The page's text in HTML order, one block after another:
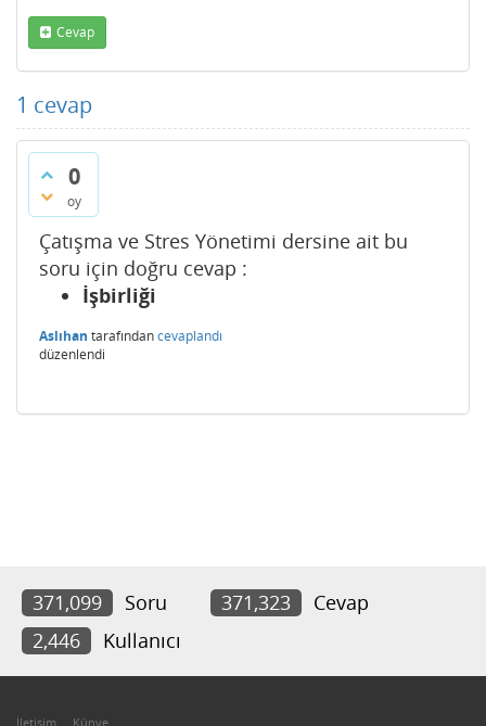
Cevap
1 cevap
0
oy
Çatışma ve Stres Yönetimi dersine ait bu
soru için doğru cevap :
İşbirliği
Aslıhan tarafındancevaplandı
düzenlendi
371,099 Soru 371,323
Cevap
2,446
Kullanıcı
İletişim Künye